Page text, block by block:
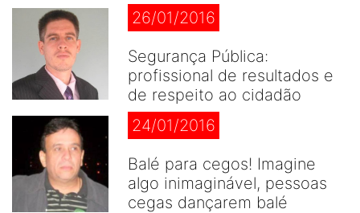
26/01/2016
Segurança Pública:
profissional de resultados e
de respeito ao cidadão
24/01/2016
Balé para cegos! Imagine
algo inimaginável, pessoas
cegas dançarem balé